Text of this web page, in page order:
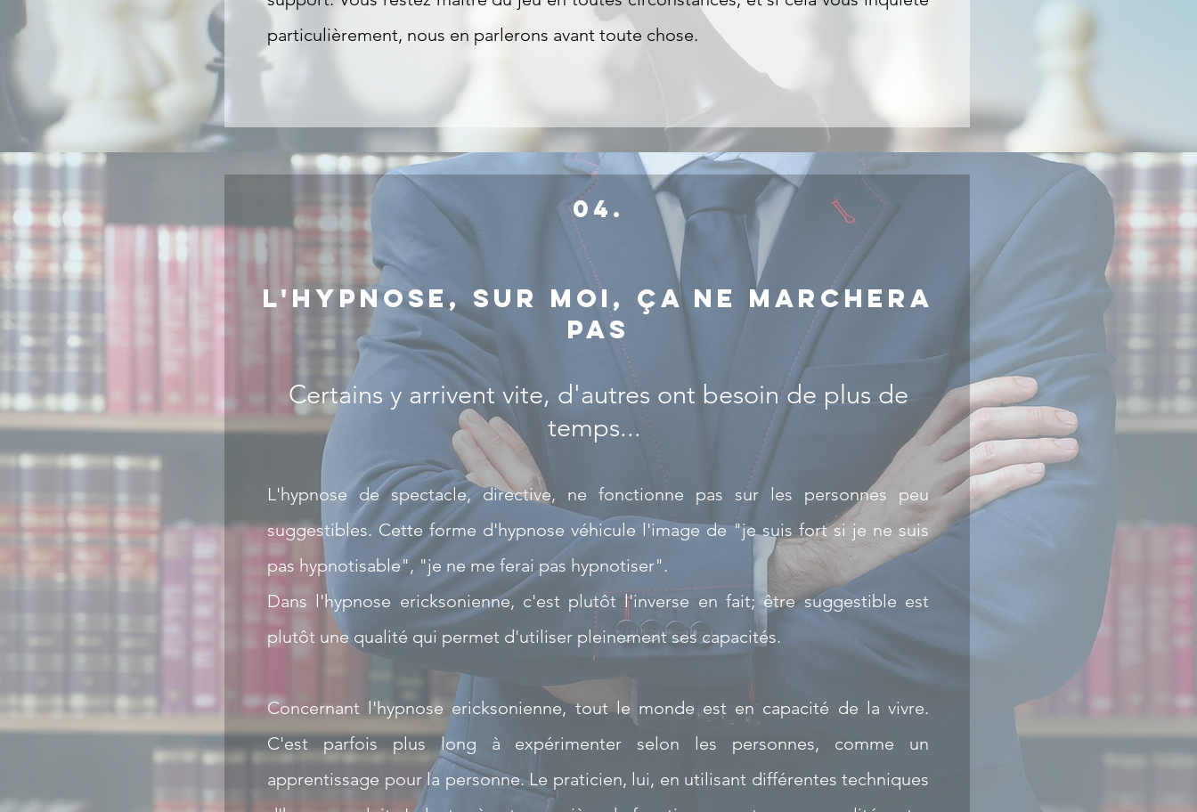
particulièrement, nous en parlerons avant toute chose.
Certains y arrivent vite, d'autres ont besoin de plus de
temps...
L'hypnose de spectacle, directive, ne fonctionne pas sur les personnes peu
suggestibles. Cette forme d'hypnose véhicule l'image de "je suis fort si je ne suis
pas hypnotisable", "je ne me ferai pas hypnotiser".
Dans l'hypnose ericksonienne, c'est plutôt l'inverse en fait; être suggestible est
plutôt une qualité qui permet d'utiliser pleinement ses capacités.
Concernant l'hypnose ericksonienne, tout le monde est en capacité de la vivre.
C'est parfois plus long à expérimenter selon les personnes, comme un
apprentissage pour la personne. Le praticien, lui, en utilisant différentes techniques
L'hypnose, sur moi, ça ne marchera
pas
04.